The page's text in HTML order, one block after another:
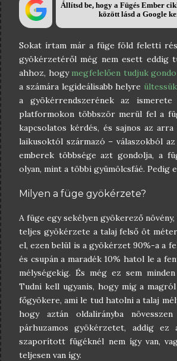
Állítsd be, hogy a Fügés Ember
között lásd a Google
Sokat írtam már a füge föld feletti
gyökérzetéről még nem esett eddig
ahhoz, hogy megfelelően tudjuk
a számára legideálisabb helyre ültessük
a gyökérrendszerének az
platformokon többször merül fel a
kapcsolatos kérdés, és sajnos az
laikusoktól származó – válaszokból
emberek többsége azt gondolja, a
olyan, mint a többi gyümölcsfáé. Pedig
Milyen a füge gyökérzete?
A füge egy sekélyen gyökerező
teljes gyökérzete a talaj felső öt
el, ezen belül is a gyökérzet 90%-a a
és csupán a maradék 10% hatol le a
mélységekig. És még ez sem
Tudni kell ugyanis, hogy míg a
főgyökere, ami le tud hatolni a talaj
hogy aztán oldalirányba
párhuzamos gyökérzetet, addig ez
szaporított fügéknél nem így van,
teljesen van így.